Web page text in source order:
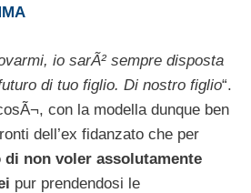
io sarÃ² sempre disposta
di tuo figlio. Di nostro figlio“.
con la modella dunque ben
dell’ex fidanzato che per
di non voler assolutamente
pur prendendosi le